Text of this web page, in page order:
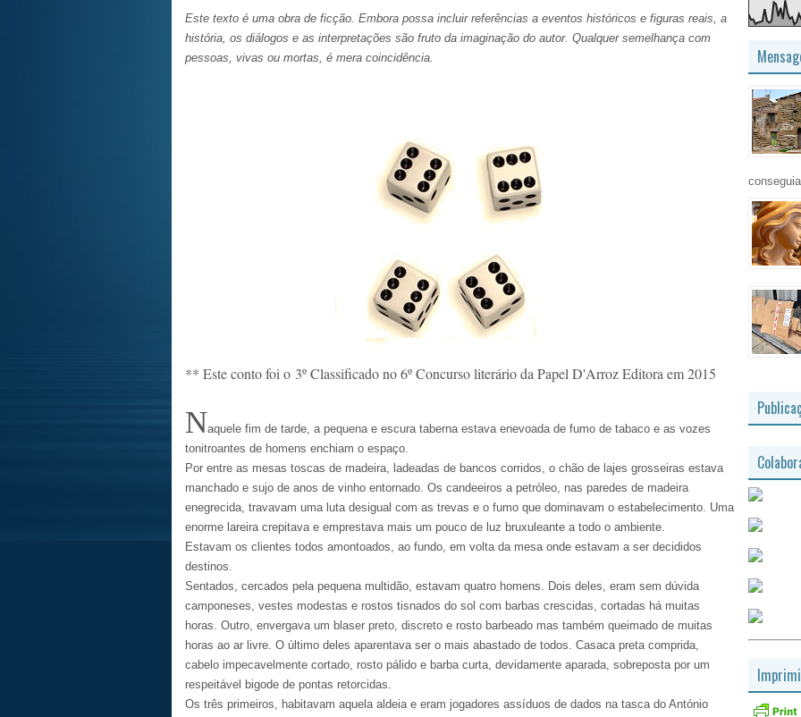
Este texto é uma obra de ficção. Embora possa incluir referências a eventos históricos e figuras reais, a
história, os diálogos e as interpretações são fruto da imaginação do autor. Qualquer semelhança com
pessoas, vivas ou mortas, é mera coincidência.
** Este conto foi o 3º Classificado no 6º Concurso literário da Papel D'Arroz Editora em 2015
Naquele fim de tarde, a pequena e escura taberna estava enevoada de fumo de tabaco e as vozes
tonitroantes de homens enchiam o espaço.
Por entre as mesas toscas de madeira, ladeadas de bancos corridos, o chão de lajes grosseiras estava
manchado e sujo de anos de vinho entornado. Os candeeiros a petróleo, nas paredes de madeira
enegrecida, travavam uma luta desigual com as trevas e o fumo que dominavam o estabelecimento. Uma
enorme lareira crepitava e emprestava mais um pouco de luz bruxuleante a todo o ambiente.
Estavam os clientes todos amontoados, ao fundo, em volta da mesa onde estavam a ser decididos
destinos.
Sentados, cercados pela pequena multidão, estavam quatro homens. Dois deles, eram sem dúvida
camponeses, vestes modestas e rostos tisnados do sol com barbas crescidas, cortadas há muitas
horas. Outro, envergava um blaser preto, discreto e rosto barbeado mas também queimado de muitas
horas ao ar livre. O último deles aparentava ser o mais abastado de todos. Casaca preta comprida,
cabelo impecavelmente cortado, rosto pálido e barba curta, devidamente aparada, sobreposta por um
respeitável bigode de pontas retorcidas.
Os três primeiros, habitavam aquela aldeia e eram jogadores assíduos de dados na tasca do António